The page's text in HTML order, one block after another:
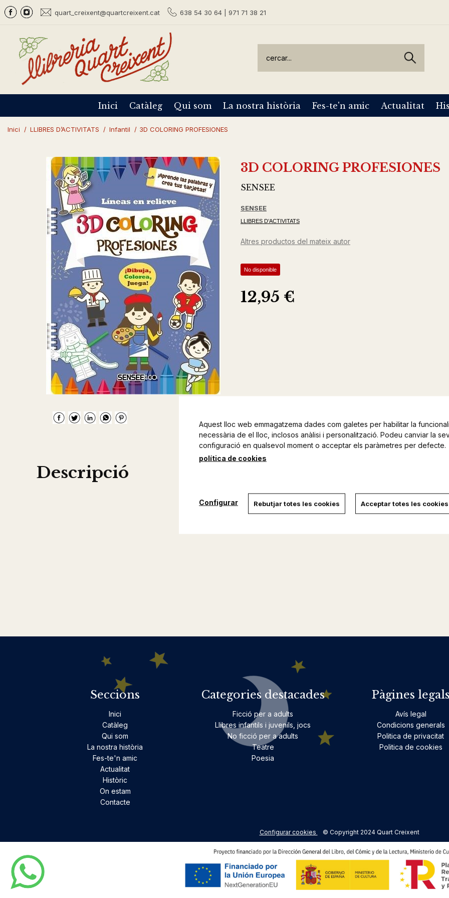
quart_creixent@quartcreixent.cat 638 54 30 64 | 971 71 38 21
Inici Catàleg Qui som La nostra història Fes-te'n amic Actualitat
Inici / LLIBRES D’ACTIVITATS / Infantil / 3D COLORING PROFESIONES
3D COLORING PROFESIONES
SENSEE
SENSEE
LLIBRES D’ACTIVITATS
Altres productos del mateix autor
No disponible
12,95 €
Descripció
Seccions
Inici
Catàleg
Qui som
La nostra història
Fes-te'n amic
Actualitat
Històric
On estam
Contacte
Categories destacades
Ficció per a adults
Llibres infantils i juvenils, jocs
No ficció per a adults
Teatre
Poesia
Pàgines legals
Avís legal
Condicions generals
Politica de privacitat
Politica de cookies
Configurar cookies © Copyright 2024 Quart Creixent
Aquest lloc web emmagatzema dades com galetes per habilitar la
necessària de el lloc, inclosos anàlisi i personalització. Podeu canviar la
configuració en qualsevol moment o acceptar els paràmetres per defecte.
política de cookies
Configurar Rebutjar totes les cookies Acceptar totes les cookies